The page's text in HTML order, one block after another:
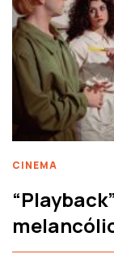
CINEMA